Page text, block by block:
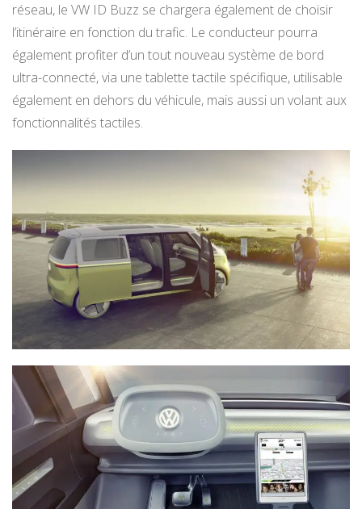
réseau, le VW ID Buzz se chargera également de choisir
l’itinéraire en fonction du trafic. Le conducteur pourra
également profiter d’un tout nouveau système de bord
ultra-connecté, via une tablette tactile spécifique, utilisable
également en dehors du véhicule, mais aussi un volant aux
fonctionnalités tactiles.